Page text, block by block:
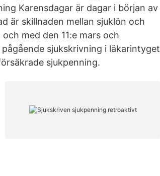
Karensdagar är dagar i början av
är skillnaden mellan sjuklön och
med den 11:e mars och
sjukskrivning i läkarintyget
sjukpenning.